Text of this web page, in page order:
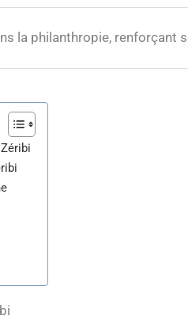
la philanthropie, renforçant